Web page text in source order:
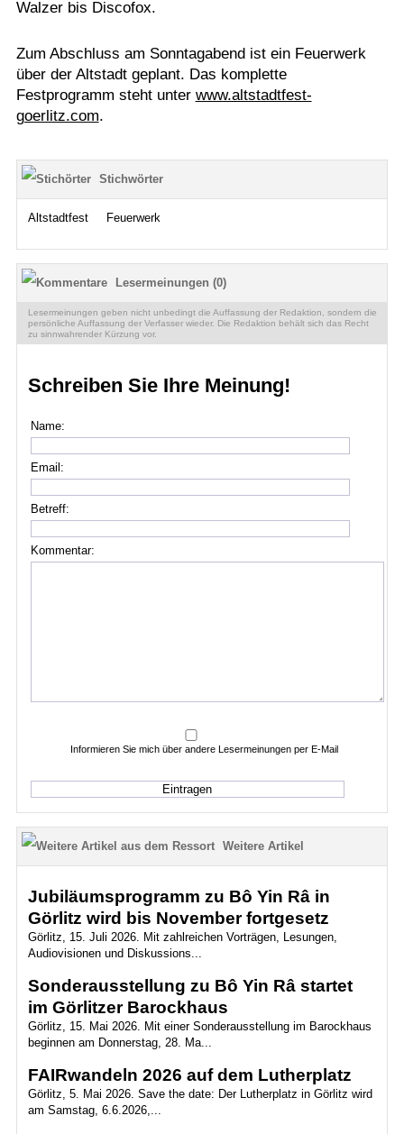
Walzer bis Discofox.
Zum Abschluss am Sonntagabend ist ein Feuerwerk
über der Altstadt geplant. Das komplette
Festprogramm steht unter www.altstadtfest-
goerlitz.com.
Stichwörter
Altstadtfest Feuerwerk
Lesermeinungen (0)
Lesermeinungen geben nicht unbedingt die Auffassung der Redaktion, sondern die
persönliche Auffassung der Verfasser wieder. Die Redaktion behält sich das Recht
zu sinnwahrender Kürzung vor.
Schreiben Sie Ihre Meinung!
Name:
Email:
Betreff:
Kommentar:
Informieren Sie mich über andere Lesermeinungen per E-Mail
Weitere Artikel
Jubiläumsprogramm zu Bô Yin Râ in
Görlitz wird bis November fortgesetz
Görlitz, 15. Juli 2026. Mit zahlreichen Vorträgen, Lesungen,
Audiovisionen und Diskussions...
Sonderausstellung zu Bô Yin Râ startet
im Görlitzer Barockhaus
Görlitz, 15. Mai 2026. Mit einer Sonderausstellung im Barockhaus
beginnen am Donnerstag, 28. Ma...
FAIRwandeln 2026 auf dem Lutherplatz
Görlitz, 5. Mai 2026. Save the date: Der Lutherplatz in Görlitz wird
am Samstag, 6.6.2026,...